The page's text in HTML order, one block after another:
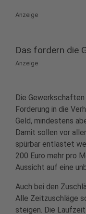
Anzeige
Das fordern die
Anzeige
Die Gewerkschaften
Forderung in die
Geld, mindestens
Damit sollen vor
spürbar entlastet
200 Euro mehr pro
Aussicht auf eine
Auch bei den
Alle Zeitzuschläge
steigen. Die